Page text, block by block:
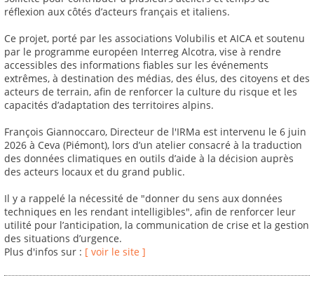
réflexion aux côtés d’acteurs français et italiens.
Ce projet, porté par les associations Volubilis et AICA et soutenu
par le programme européen Interreg Alcotra, vise à rendre
accessibles des informations fiables sur les événements
extrêmes, à destination des médias, des élus, des citoyens et des
acteurs de terrain, afin de renforcer la culture du risque et les
capacités d’adaptation des territoires alpins.
François Giannoccaro, Directeur de l'IRMa est intervenu le 6 juin
2026 à Ceva (Piémont), lors d’un atelier consacré à la traduction
des données climatiques en outils d’aide à la décision auprès
des acteurs locaux et du grand public.
Il y a rappelé la nécessité de "donner du sens aux données
techniques en les rendant intelligibles", afin de renforcer leur
utilité pour l’anticipation, la communication de crise et la gestion
des situations d’urgence.
Plus d'infos sur : [ voir le site ]